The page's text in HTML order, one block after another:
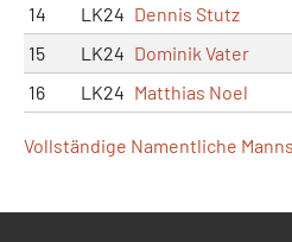
14 LK24 Dennis Stutz
15
LK24 Dominik Vater
16
LK24 Matthias Noel
Vollständige Namentliche